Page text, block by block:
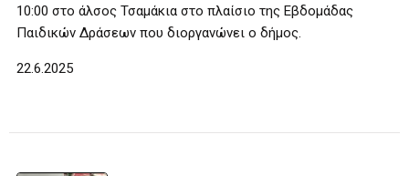
10:00 στο άλσος Τσαμάκια στο πλαίσιο της Εβδομάδας
Παιδικών Δράσεων που διοργανώνει ο δήμος.
22.6.2025